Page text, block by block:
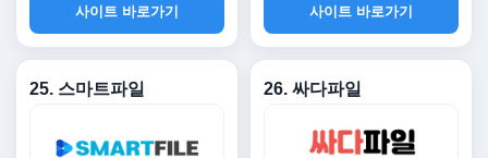
사이트 바로가기
사이트 바로가기
25. 스마트파일 26. 싸다파일